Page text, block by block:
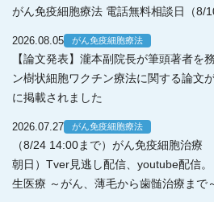
がん免疫細胞療法 電話無料相談日（8/
2026.08.05 がん免疫細胞療法
【論文発表】瀧本副院長が筆頭著者を
ン樹状細胞ワクチン療法に関する論文
に掲載されました
2026.07.27 がん免疫細胞療法
（8/24 14:00まで）がん免疫細胞治療
朝日）Tver見逃し配信、youtube配信
生医療 ～がん、薄毛から歯髄治療まで